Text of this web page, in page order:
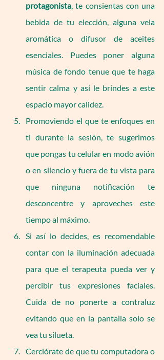
protagonista, te consientas con una
bebida de tu elección, alguna vela
aromática o difusor de aceites
esenciales. Puedes poner alguna
música de fondo tenue que te haga
sentir calma y así le brindes a este
espacio mayor calidez.
Promoviendo el que te enfoques en
ti durante la sesión, te sugerimos
que pongas tu celular en modo avión
o en silencio y fuera de tu vista para
que ninguna notificación te
desconcentre y aproveches este
tiempo al máximo.
Si así lo decides, es recomendable
contar con la iluminación adecuada
para que el terapeuta pueda ver y
percibir tus expresiones faciales.
Cuida de no ponerte a contraluz
evitando que en la pantalla solo se
vea tu silueta.
Cerciórate de que tu computadora o